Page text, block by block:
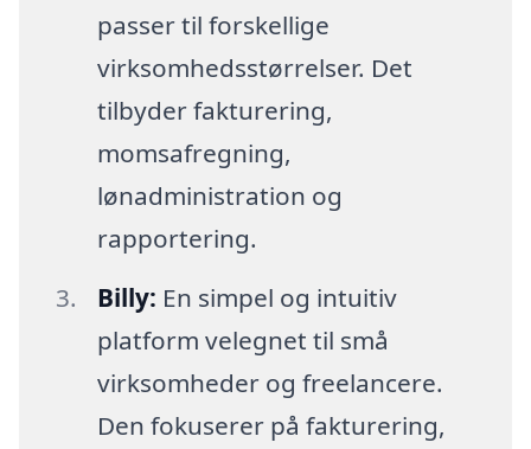
passer til forskellige
virksomhedsstørrelser. Det
tilbyder fakturering,
momsafregning,
lønadministration og
rapportering.
Billy: En simpel og intuitiv
platform velegnet til små
virksomheder og freelancere.
Den fokuserer på fakturering,